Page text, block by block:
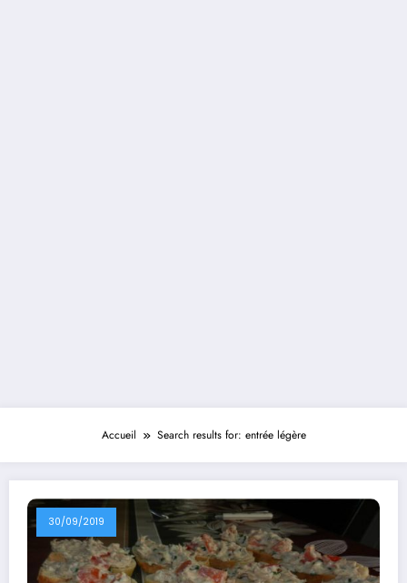
Accueil Search results for: entrée légère
30/09/2019